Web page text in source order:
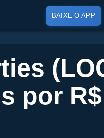
BAIXE O APP
por